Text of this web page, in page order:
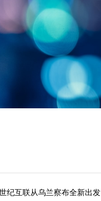
纪互联从乌兰察布全新出发